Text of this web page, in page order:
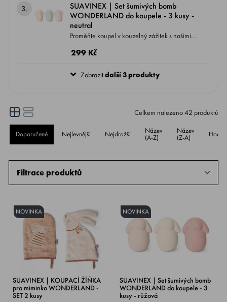
3.
SUAVINEX | Set šumivých bomb
WONDERLAND do koupele - 3 kusy -
neutral
Proměňte koupel v kouzelný zážitek s našimi
novými šumivými bombami do koupele bude
299 Kč
Zobrazitdalší 3 produkty
Celkem nalezeno42 produktů
Doporučené Nejlevnější Nejdražší
Název
(A-Z)
Název
(Z-A)
Filtrace produktů
NOVINKA
SUAVINEX | KOUPACÍ ŽÍŇKA
pro miminko WONDERLAND -
SET 2 kusy
NOVINKA
SUAVINEX | Set šumivých bomb
WONDERLAND do koupele - 3
kusy - růžová